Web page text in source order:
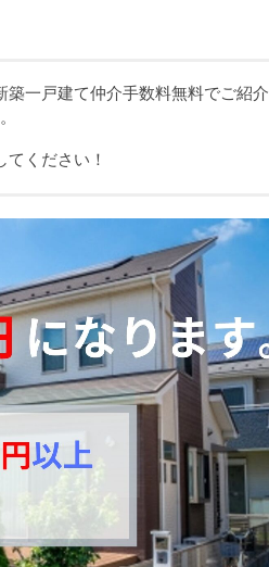
築一戸建て仲介手数料無料でご紹介
ください！